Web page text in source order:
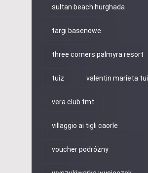
sultan beach hurghada
targi basenowe
three corners palmyra resort
tuiz valentin marieta tui
vera club tmt
villaggio ai tigli caorle
voucher podróżny